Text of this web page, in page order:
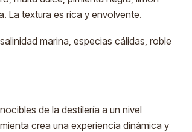
La textura es rica y envolvente.
marina, especias cálidas, roble
de la destilería a un nivel
crea una experiencia dinámica y